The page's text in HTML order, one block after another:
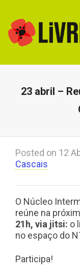
23 abril –
Posted on 12
Cascais
O Núcleo
reúne na
21h, via jitsi: o
no espaço do
Participa!